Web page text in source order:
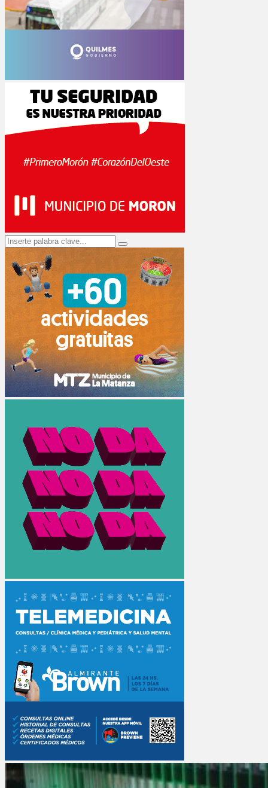
Search
for:
Search